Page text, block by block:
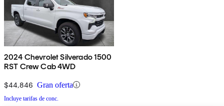
2024 Chevrolet Silverado 1500
RST Crew Cab 4WD
$44,846 Gran oferta
Incluye tarifas de conc.